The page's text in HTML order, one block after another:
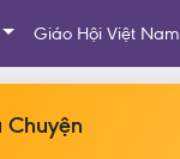
Giáo Hội Việt Nam